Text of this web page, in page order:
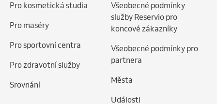
Pro kosmetická studia
Pro maséry
Pro sportovní centra
Pro zdravotní služby
Srovnání
Všeobecné podmínky
služby Reservio pro
koncové zákazníky
Všeobecné podmínky pro
partnera
Města
Události